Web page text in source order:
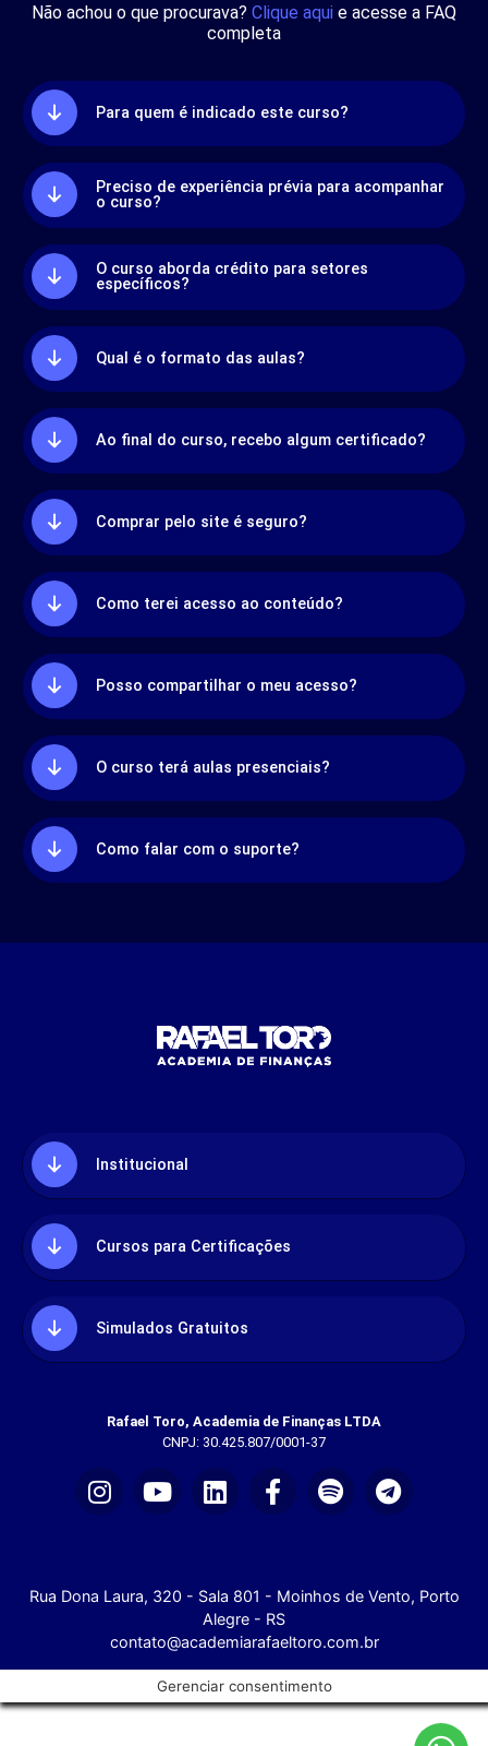
Não achou o que procurava? Clique aqui e acesse a FAQ
completa
Para quem é indicado este curso?
Preciso de experiência prévia para acompanhar
o curso?
O curso aborda crédito para setores
específicos?
Qual é o formato das aulas?
Ao final do curso, recebo algum certificado?
Comprar pelo site é seguro?
Como terei acesso ao conteúdo?
Posso compartilhar o meu acesso?
O curso terá aulas presenciais?
Como falar com o suporte?
Institucional
Cursos para Certificações
Simulados Gratuitos
Rafael Toro, Academia de Finanças LTDA
CNPJ: 30.425.807/0001-37
Rua Dona Laura, 320 - Sala 801 - Moinhos de Vento, Porto
Alegre - RS
contato@academiarafaeltoro.com.br
Gerenciar consentimento